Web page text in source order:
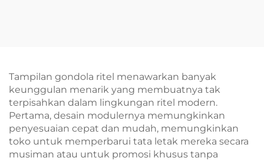
Tampilan gondola ritel menawarkan banyak
keunggulan menarik yang membuatnya tak
terpisahkan dalam lingkungan ritel modern.
Pertama, desain modulernya memungkinkan
penyesuaian cepat dan mudah, memungkinkan
toko untuk memperbarui tata letak mereka secara
musiman atau untuk promosi khusus tanpa